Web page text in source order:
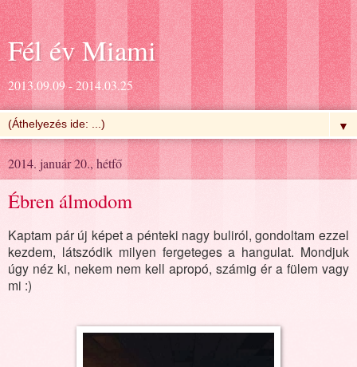
Fél év Miami
2013.09.09 - 2014.03.25
▼
2014. január 20., hétfő
Ébren álmodom
Kaptam pár új képet a pénteki nagy buliról, gondoltam ezzel
kezdem, látszódik milyen fergeteges a hangulat. Mondjuk
úgy néz ki, nekem nem kell apropó, számig ér a fülem vagy
mi :)